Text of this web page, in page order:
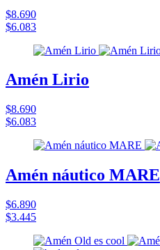
$8.690
$6.083
Amén Lirio
$8.690
$6.083
Amén náutico MARE
$6.890
$3.445